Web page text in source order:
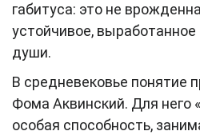
габитуса: это не
устойчивое,
души.
В средневековье понятие
Фома Аквинский. Для него
особая способность,